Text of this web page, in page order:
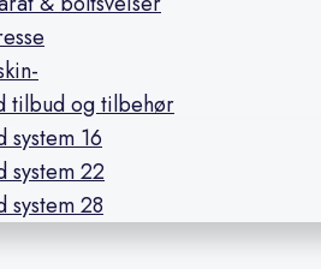
tilbud og tilbehør
system 16
system 22
system 28